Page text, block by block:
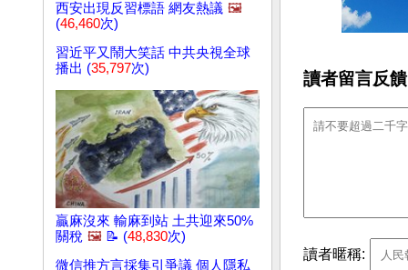
西安出現反習標語 網友熱議 🖼️
(46,460次)
習近平又鬧大笑話 中共央視全球
播出 (35,797次)
贏麻沒來 輸麻到站 土共迎來50%
關稅 🖼️ 📝 (48,830次)
微信推方言採集引爭議 個人隱私
讀者留言反
讀者暱稱: